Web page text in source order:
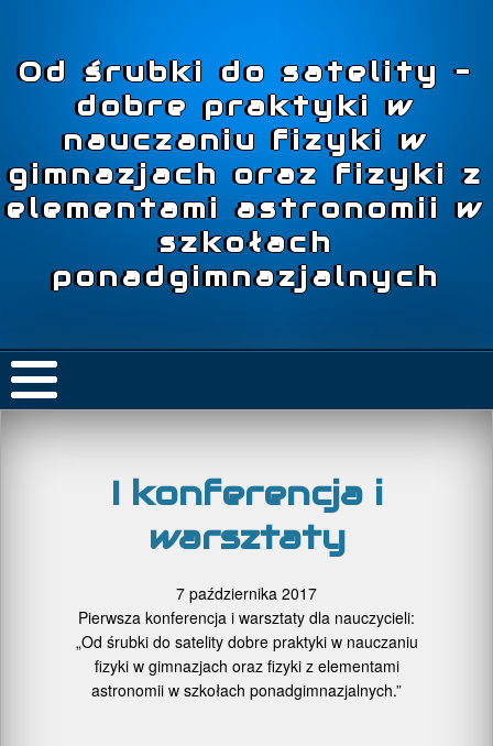
Od śrubki do satelity –
dobre praktyki w
nauczaniu fizyki w
gimnazjach oraz fizyki z
elementami astronomii w
szkołach
ponadgimnazjalnych
I konferencja i
warsztaty
7 października 2017
Pierwsza konferencja i warsztaty dla nauczycieli:
„Od śrubki do satelity dobre praktyki w nauczaniu
fizyki w gimnazjach oraz fizyki z elementami
astronomii w szkołach ponadgimnazjalnych.”